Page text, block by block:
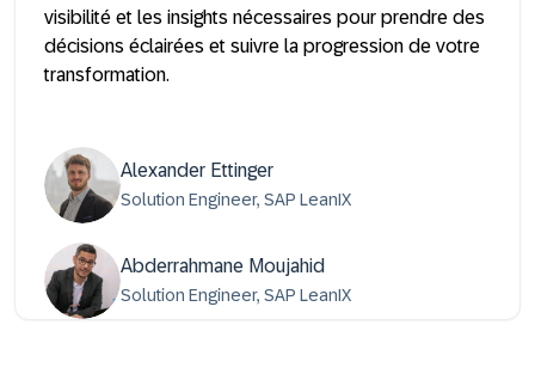
visibilité et les insights nécessaires pour prendre des
décisions éclairées et suivre la progression de votre
transformation.
Alexander Ettinger
Solution Engineer, SAP LeanIX
Abderrahmane Moujahid
Solution Engineer, SAP LeanIX